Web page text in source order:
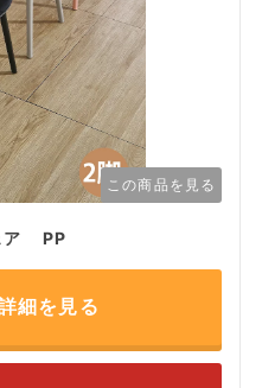
この商品を見る
ア PP
細を見る